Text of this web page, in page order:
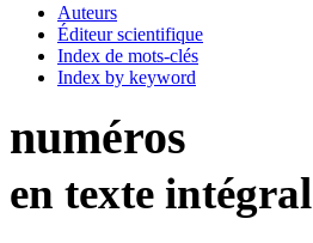
Auteurs
Éditeur scientifique
Index de mots-clés
Index by keyword
numéros
en texte intégral